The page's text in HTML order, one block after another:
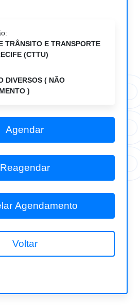
TRÂNSITO E TRANSPORTE
(CTTU)
DIVERSOS ( NÃO
)
Agendar
Reagendar
Agendamento
Voltar